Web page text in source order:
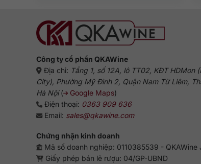
Công ty cổ phần QKAWine
Địa chỉ: Tầng 1, số 12A, lô TT02, KĐT HDMon
City), Phường Mỹ Đình 2, Quận Nam Từ Liêm,
Hà Nội( Google Maps)
Điện thoại: 0363 909 636
Email: sales@qkawine.com
Chứng nhận kinh doanh
Mã số doanh nghiệp: 0110385539 - QKAWine
Giấy phép bán lẻ rượu: 04/GP-UBND